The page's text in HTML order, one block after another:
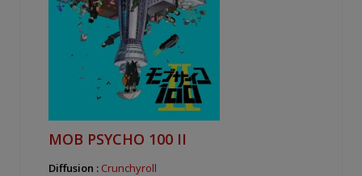
MOB PSYCHO 100 II
Diffusion : Crunchyroll